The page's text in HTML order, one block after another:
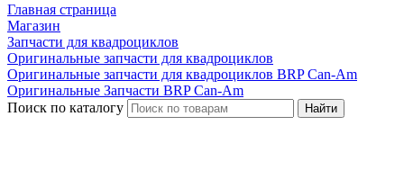
Главная страница
Магазин
Запчасти для квадроциклов
Оригинальные запчасти для квадроциклов
Оригинальные запчасти для квадроциклов BRP Can-Am
Оригинальные Запчасти BRP Can-Am
Поиск по каталогу
Найти